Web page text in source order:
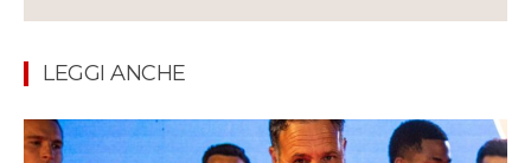
LEGGI ANCHE